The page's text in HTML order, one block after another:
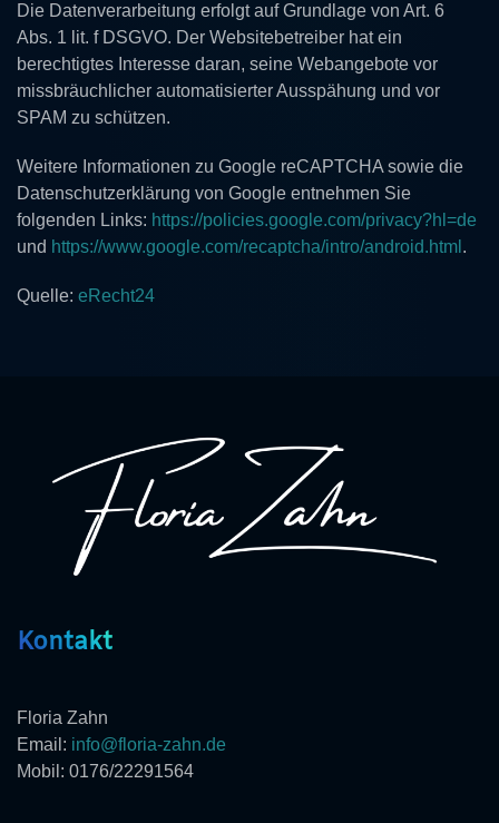
Die Datenverarbeitung erfolgt auf Grundlage von Art. 6
Abs. 1 lit. f DSGVO. Der Websitebetreiber hat ein
berechtigtes Interesse daran, seine Webangebote vor
missbräuchlicher automatisierter Ausspähung und vor
SPAM zu schützen.
Weitere Informationen zu Google reCAPTCHA sowie die
Datenschutzerklärung von Google entnehmen Sie
folgenden Links: https://policies.google.com/privacy?hl=de
und https://www.google.com/recaptcha/intro/android.html .
Quelle: eRecht24
Kontakt
Floria Zahn
Email: info@floria-zahn.de
Mobil: 0176/22291564